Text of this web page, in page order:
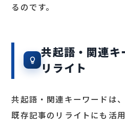
るのです。
共起語・関連キ
リライト
共起語・関連キーワードは
既存記事のリライトにも活